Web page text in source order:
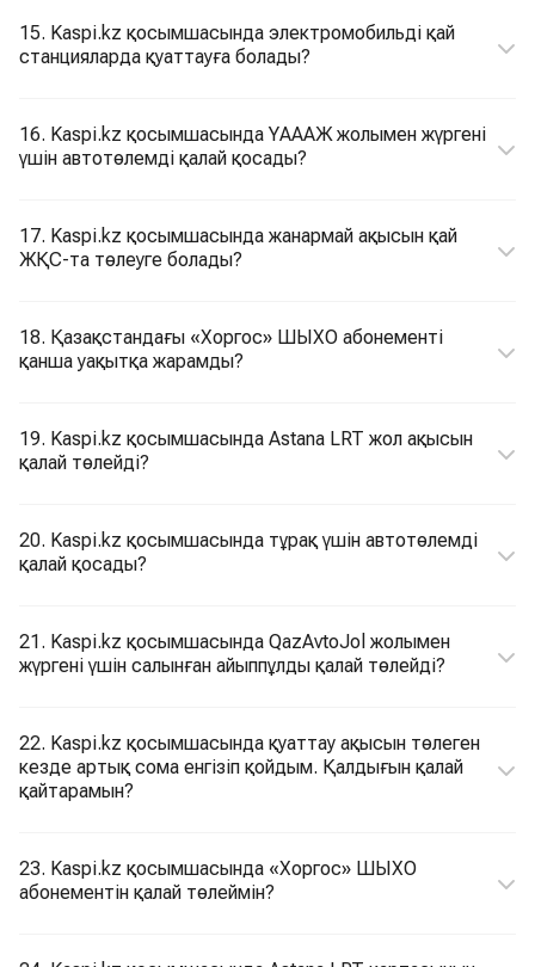
15. Kaspi.kz қосымшасында электромобильді қай
станцияларда қуаттауға болады?
16. Kaspi.kz қосымшасында ҮАААЖ жолымен жүргені
үшін автотөлемді қалай қосады?
17. Kaspi.kz қосымшасында жанармай ақысын қай
ЖҚС-та төлеуге болады?
18. Қазақстандағы «Хоргос» ШЫХО абонементі
қанша уақытқа жарамды?
19. Kaspi.kz қосымшасында Astana LRT жол ақысын
қалай төлейді?
20. Kaspi.kz қосымшасында тұрақ үшін автотөлемді
қалай қосады?
21. Kaspi.kz қосымшасында QazAvtoJol жолымен
жүргені үшін салынған айыппұлды қалай төлейді?
22. Kaspi.kz қосымшасында қуаттау ақысын төлеген
кезде артық сома енгізіп қойдым. Қалдығын қалай
қайтарамын?
23. Kaspi.kz қосымшасында «Хоргос» ШЫХО
абонементін қалай төлеймін?